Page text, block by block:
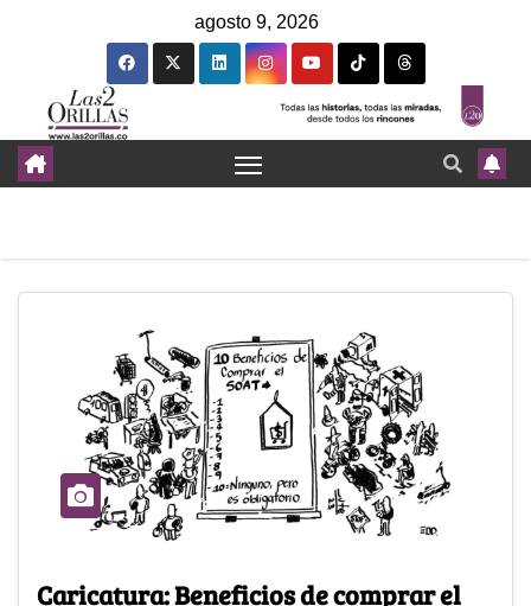
agosto 9, 2026
Caricatura: Beneficios de comprar el